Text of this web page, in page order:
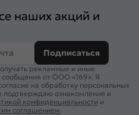
наших акций и
Подписаться
рекламные и иные
сообщения от ООО «169». Я
на обработку персональных
подтверждаю ознакомление и
конфиденциальности и
соглашением